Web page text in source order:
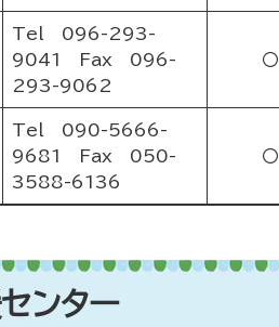
Tel 096-293-
9041 Fax 096-
293-9062
〇
Tel 090-5666-
9681 Fax 050-
3588-6136
〇
ンター